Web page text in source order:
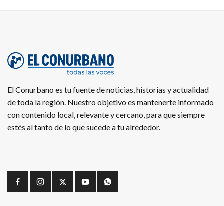
El Conurbano es tu fuente de noticias, historias y actualidad
de toda la región. Nuestro objetivo es mantenerte informado
con contenido local, relevante y cercano, para que siempre
estés al tanto de lo que sucede a tu alrededor.